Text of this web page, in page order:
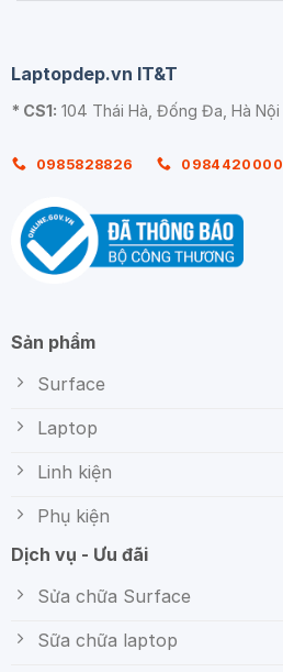
Laptopdep.vn IT&T
* CS1: 104 Thái Hà, Đống Đa, Hà Nội
0985828826 0984420000
Sản phẩm
Surface
Laptop
Linh kiện
Phụ kiện
Dịch vụ - Ưu đãi
Sửa chữa Surface
Sữa chữa laptop